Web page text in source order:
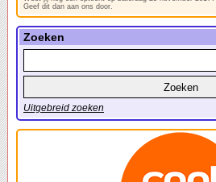
Geef dit dan aan ons door.
Zoeken
Uitgebreid zoeken